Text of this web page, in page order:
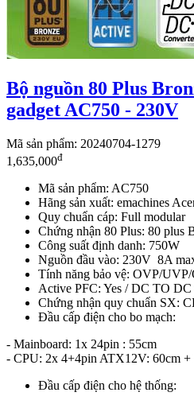
Bộ nguồn 80 Plus
gadget AC750 - 230V
Mã sản phẩm: 20240704-1279
1,635,000đ
Mã sản phẩm: AC750
Hãng sản xuất: emachines
Quy chuẩn cáp: Full modular
Chứng nhận 80 Plus: 80 plus
Công suất định danh: 750W
Nguồn đầu vào: 230V 8A
Tính năng bảo vệ: OVP/
Active PFC: Yes / DC TO DC
Chứng nhận quy chuẩn SX:
Đầu cấp điện cho bo mạch:
- Mainboard: 1x 24pin : 55cm
- CPU: 2x 4+4pin ATX12V: 60cm +
Đầu cấp điện cho hệ thống: